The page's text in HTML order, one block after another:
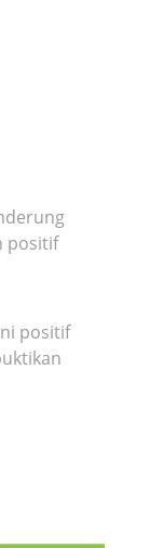
positif
positif